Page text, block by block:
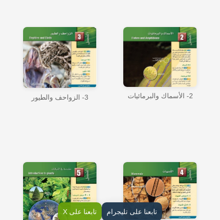
2- الأسماك والبرمائيات 3- الزواحف والطيور
تابعنا على تليجرام تابعنا على X